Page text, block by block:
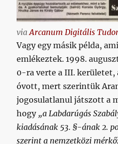
viaArcanum Digitális
Vagy egy másik példa,
emlékeztek. 1998.
0-ra verte a III. kerületet,
óvott, mert szerintük
jogosulatlanul játszott a
hogy „a Labdarúgás
kiadásának 53. §-ának 2.
szerint a nemzetközi